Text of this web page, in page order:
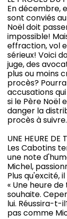
En décembre,
sont conviés
Noël doit
impossible!
effraction, vol
sérieux! Voici
juge, des
plus ou moins
procès?
accusations
si le Père Noël
danger la
procès à suivre.
UNE HEURE DE
Les Cabotins
une note
Michel,
Plus qu'excité,
« Une heure
souhaite.
lui. Réussira-t-
pas comme